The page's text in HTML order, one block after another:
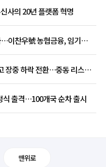
사의 20년 플랫폼 혁명
이찬우號 농협금융, 임기
장중 하락 전환…중동 리스크·
식 출격…100개국 순차 출시
맨위로